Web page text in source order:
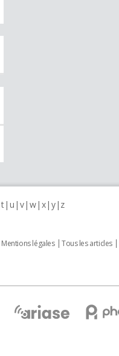
t u v w x y z
Mentions légales Tous les articles